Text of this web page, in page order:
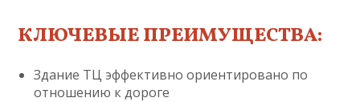
КЛЮЧЕВЫЕ ПРЕИМУЩЕСТВА:
Здание ТЦ эффективно ориентировано по
отношению к дороге